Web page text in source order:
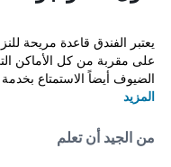
يعتبر الفندق قاعدة مريحة
على مقربة من كل الأماكن
الضيوف أيضاً الاستمتاع بخدمة
المزيد
من الجيد أن تعلم